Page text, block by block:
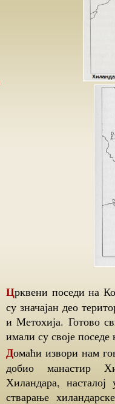
Црквени поседи на Косову и у Метохији у средњем веку обухватали
су значајан део
и Метохија. Готово
имали су своје
Домаћи извори нам говоре да је прве поседе на територији покрајине
добио манастир
Хиландара,
стварање